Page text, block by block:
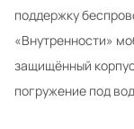
поддержку
«Внутренности»
защищённый
погружение под